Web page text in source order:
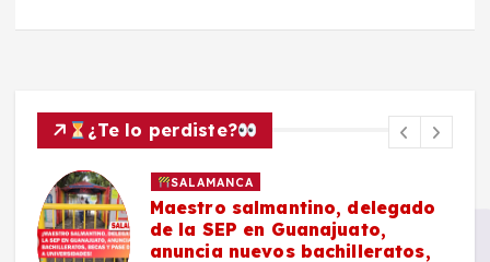
¿Te lo perdiste?
SALAMANCA
Maestro salmantino, delegado
de la SEP en Guanajuato,
anuncia nuevos bachilleratos,